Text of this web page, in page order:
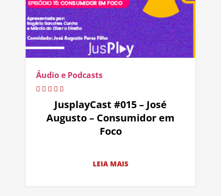
Áudio e Podcasts
JusplayCast #015 – José
Augusto – Consumidor em
Foco
LEIA MAIS